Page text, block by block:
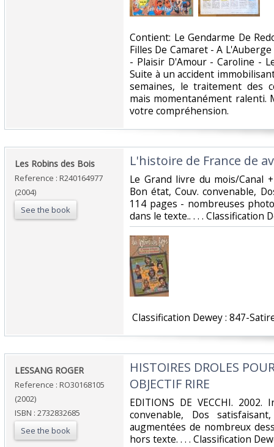
‎Contient: Le Gendarme De
Filles De Camaret - A
- Plaisir D'Amour - Caroline -
Suite à un accident
semaines, le traitement des
mais momentanément ralenti.
votre compréhension.‎
‎Les Robins des Bois‎
Reference : R240164977
(2004)
See the book
‎L'histoire de France de
‎Le Grand livre du mois/Canal
Bon état, Couv. convenable,
114 pages - nombreuses
dans le texte.. . . . Classification
Classification Dewey : 847-
‎LESSANG ROGER‎
Reference : RO30168105
(2002)
ISBN : 2732832685
See the book
‎HISTOIRES DROLES
OBJECTIF RIRE‎
‎EDITIONS DE VECCHI.
convenable, Dos
augmentées de nombreux
hors texte. . . . Classification